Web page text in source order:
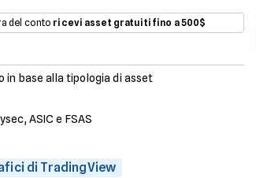
del conto ricevi asset gratuiti fino a 500$
in base alla tipologia di asset
ASIC e FSAS
di TradingView